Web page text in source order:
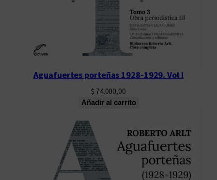
Aguafuertes porteñas 1928-1929. Vol I
$ 74.000,00
Añadir al carrito